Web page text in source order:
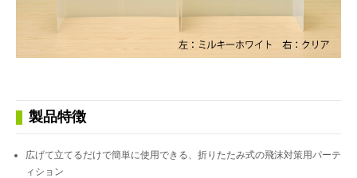
製品特徴
広げて立てるだけで簡単に使用できる、折りたたみ式の飛沫対策用パーテ
ィション